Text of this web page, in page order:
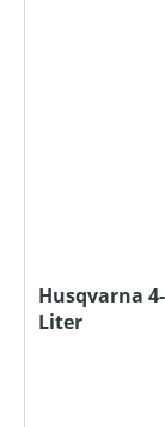
Husqvarna
Liter